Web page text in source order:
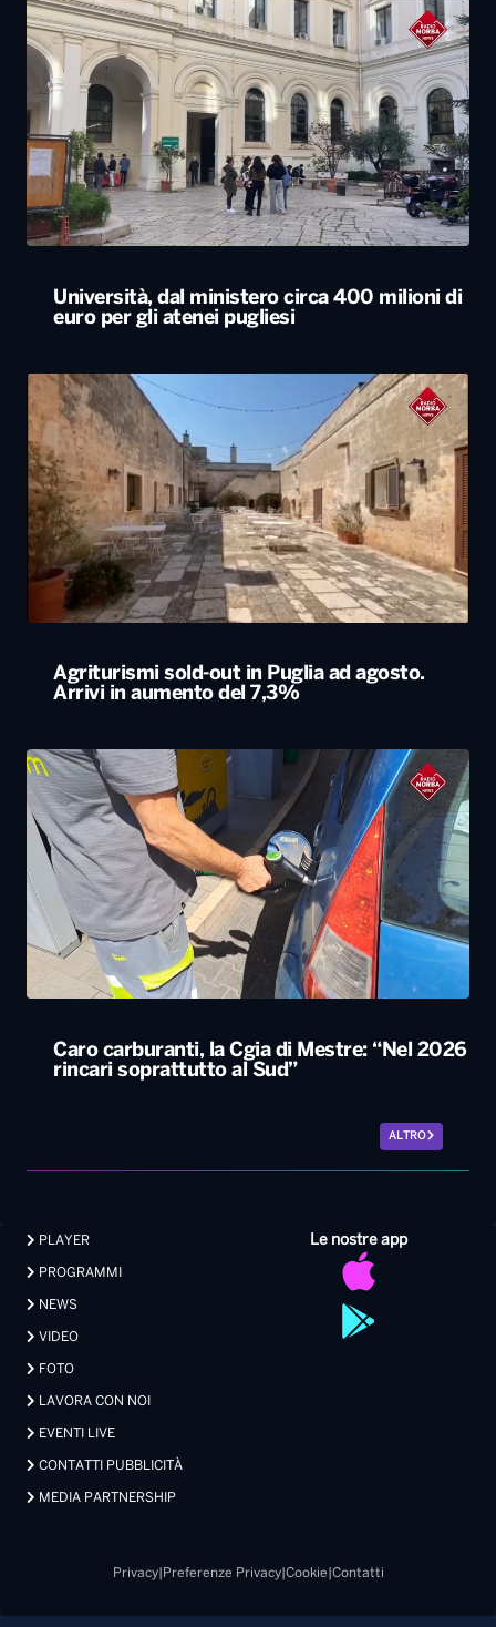
Università, dal ministero circa 400 milioni di
euro per gli atenei pugliesi
Agriturismi sold-out in Puglia ad agosto.
Arrivi in aumento del 7,3%
Caro carburanti, la Cgia di Mestre: “Nel 2026
rincari soprattutto al Sud”
ALTRO
Le nostre app
PLAYER
PROGRAMMI
NEWS
VIDEO
FOTO
LAVORA CON NOI
EVENTI LIVE
CONTATTI PUBBLICITÀ
MEDIA PARTNERSHIP
Privacy| Preferenze Privacy| Cookie Contatti